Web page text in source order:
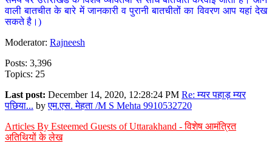
वाली बातचीत के बारे में जानकारी व पुरानी बातचीतों का विवरण आप यहां देख
सकते है।)
Moderator: Rajneesh
Posts: 3,396
Topics: 25
Last post: December 14, 2020, 12:28:24 PM Re: म्यर पहाड़ म्यर
पछिया... byएम.एस. मेहता /M S Mehta 9910532720
Articles By Esteemed Guests of Uttarakhand - विशेष आमंत्रित
अतिथियों के लेख